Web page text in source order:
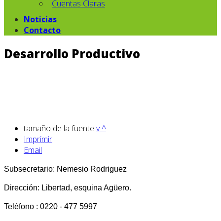
Cuentas Claras
Noticias
Contacto
Desarrollo Productivo
tamaño de la fuente v^
Imprimir
Email
Subsecretario: Nemesio Rodriguez
Dirección: Libertad, esquina Agüero.
Teléfono : 0220 - 477 5997